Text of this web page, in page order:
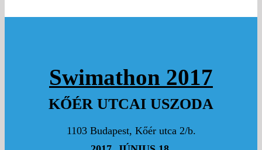
Swimathon 2017
KŐÉR UTCAI USZODA
1103 Budapest, Kőér utca 2/b.